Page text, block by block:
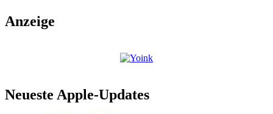
Anzeige
Neueste Apple-Updates